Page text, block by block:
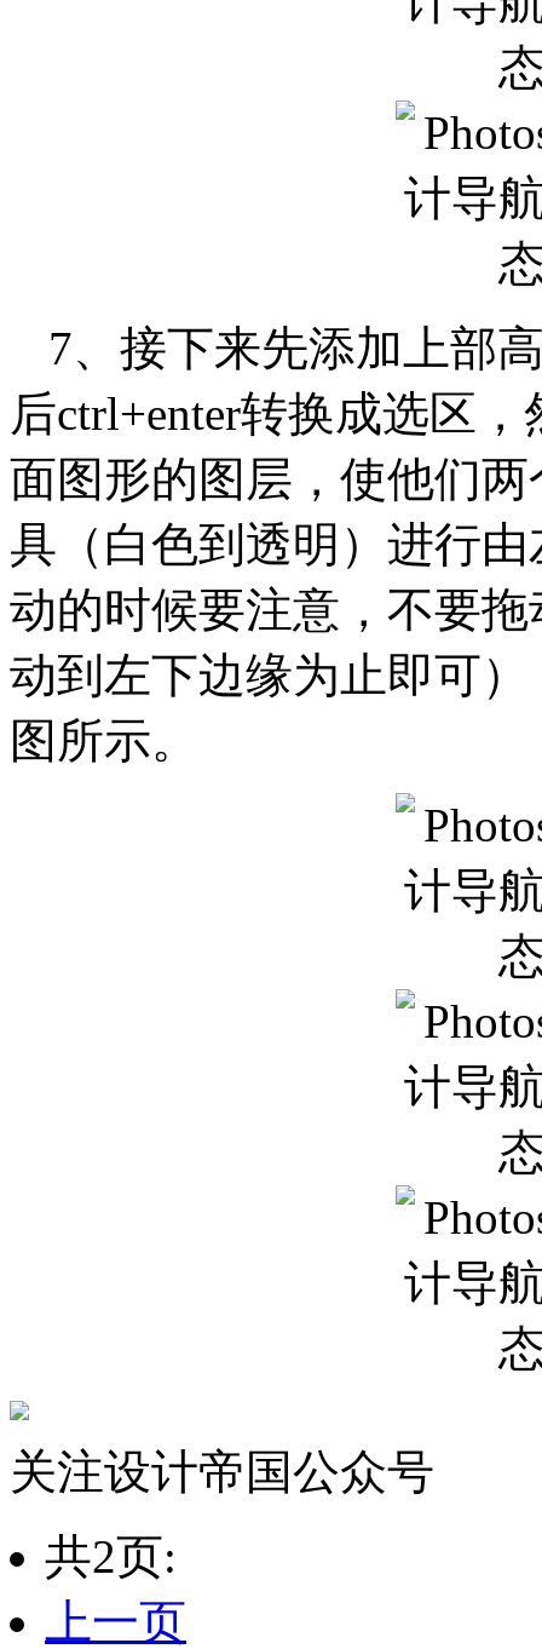
7、接下来先添加上部
后ctrl+enter转换成选区
面图形的图层，使他们
具（白色到透明）进行
动的时候要注意，不要
动到左下边缘为止即可
图所示。
关注设计帝国公众号
共2页:
上一页